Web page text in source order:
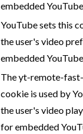
embedded
YouTube sets this
the user's video
embedded
The yt-remote-
cookie is used by
the user's video
for embedded